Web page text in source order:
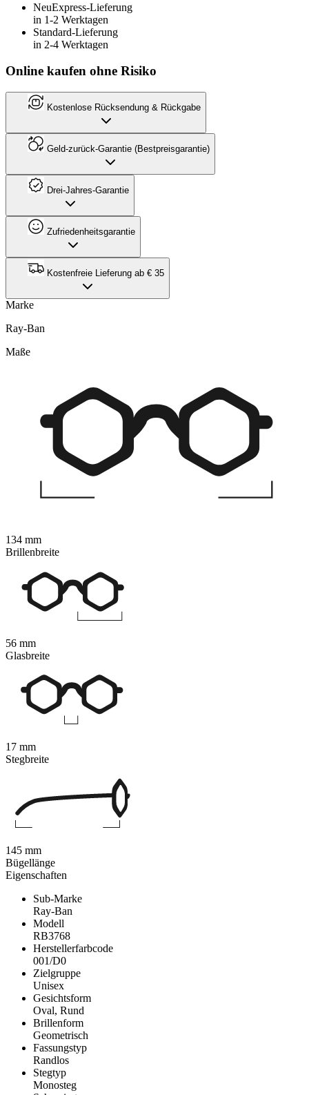
NeuExpress-Lieferung
in 1-2 Werktagen
Standard-Lieferung
in 2-4 Werktagen
Online kaufen ohne Risiko
Kostenlose Rücksendung & Rückgabe
Geld-zurück-Garantie (Bestpreisgarantie)
Drei-Jahres-Garantie
Zufriedenheitsgarantie
Kostenfreie Lieferung ab € 35
Marke
Ray-Ban
Eigenschaften
Sub-Marke
Ray-Ban
Modell
RB3768
Herstellerfarbcode
001/D0
Zielgruppe
Unisex
Gesichtsform
Oval, Rund
Brillenform
Geometrisch
Fassungstyp
Randlos
Stegtyp
Monosteg
Maße
134 mm
Brillenbreite
56 mm
Glasbreite
17 mm
Stegbreite
145 mm
Bügellänge